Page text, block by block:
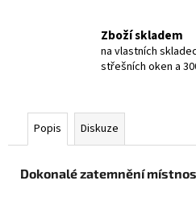
Zboží skladem
na vlastních
střešních oken a
Popis Diskuze
Dokonalé zatemnění